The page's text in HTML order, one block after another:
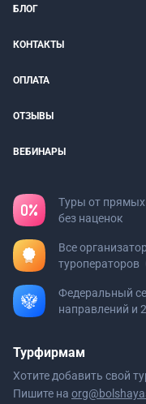
БЛОГ
КОНТАКТЫ
ОПЛАТА
ОТЗЫВЫ
ВЕБИНАРЫ
Туры от прямых
без наценок
Все
туроператоров
Федеральный
направлений и
Турфирмам
Хотите добавить свой
Пишите на